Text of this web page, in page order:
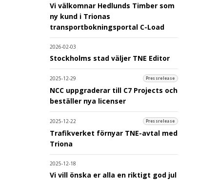
Vi välkomnar Hedlunds Timber som
ny kund i Trionas
transportbokningsportal C-Load
2026-02-03
Stockholms stad väljer TNE Editor
2025-12-29 Pressrelease
NCC uppgraderar till C7 Projects och
beställer nya licenser
2025-12-22 Pressrelease
Trafikverket förnyar TNE-avtal med
Triona
2025-12-18
Vi vill önska er alla en riktigt god jul